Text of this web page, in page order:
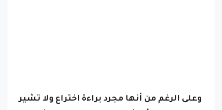
وعلى الرغم من أنها مجرد براءة اختراع ولا تشير